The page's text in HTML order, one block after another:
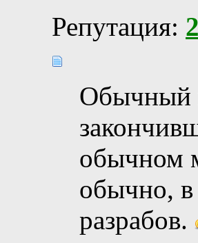
Репутация: 2
Обычный
обычном
обычно,
разрабов.